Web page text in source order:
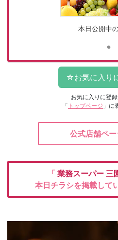
本日公開中
お気に入りに登
「 トップページ 」に
公式店舗ペー
「 業務スーパー 三
本日チラシを掲載して